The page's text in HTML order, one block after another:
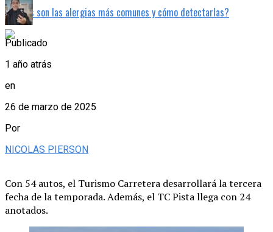
¿Cuáles son las alergias más comunes y cómo detectarlas?
Publicado
1 año atrás
en
26 de marzo de 2025
Por
NICOLAS PIERSON
Con 54 autos, el Turismo Carretera desarrollará la tercera
fecha de la temporada. Además, el TC Pista llega con 24
anotados.